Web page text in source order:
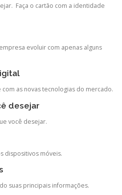
Faça o cartão com a identidade
evoluir com apenas alguns
as novas tecnologias do mercado.
desejar
você desejar.
dispositivos móveis.
suas principais informações.